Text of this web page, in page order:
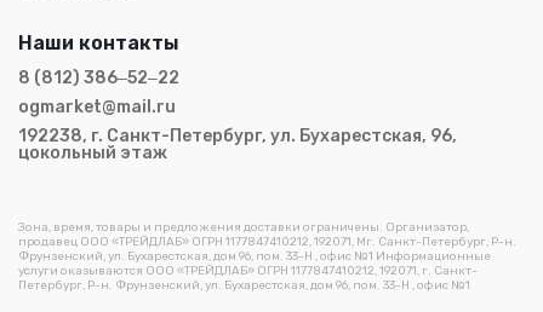
Зона, время, товары и предложения доставки ограничены. Организатор,
продавец ООО «ТРЕЙДЛАБ» ОГРН 1177847410212, 192071, Мг. Санкт-Петербург, Р-н.
Фрунзенский, ул. Бухарестская, дом 96, пом. 33-Н , офис №1 Информационные
услуги оказываются ООО «ТРЕЙДЛАБ» ОГРН 1177847410212, 192071, г. Санкт-
Петербург, Р-н. Фрунзенский, ул. Бухарестская, дом 96, пом. 33-Н , офис №1
Наши контакты
8 (812) 386‒52‒22
ogmarket@mail.ru
192238, г. Санкт-Петербург, ул. Бухарестская, 96,
цокольный этаж